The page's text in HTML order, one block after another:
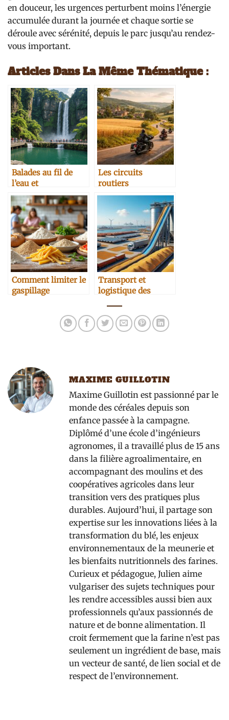
en douceur, les urgences perturbent moins l’énergie
accumulée durant la journée et chaque sortie se
déroule avec sérénité, depuis le parc jusqu’au rendez-
vous important.
Articles Dans La Même Thématique :
Balades au fil de
l’eau et
observatoires
naturels à Taïwan
Les circuits
routiers
champêtres avec les
motos Harley
Davidson et Indian
pour découvrir la
France rurale
Comment limiter le
gaspillage
Transport et
logistique des
MAXIME GUILLOTIN
Maxime Guillotin est passionné par le
monde des céréales depuis son
enfance passée à la campagne.
Diplômé d’une école d’ingénieurs
agronomes, il a travaillé plus de 15 ans
dans la filière agroalimentaire, en
accompagnant des moulins et des
coopératives agricoles dans leur
transition vers des pratiques plus
durables. Aujourd’hui, il partage son
expertise sur les innovations liées à la
transformation du blé, les enjeux
environnementaux de la meunerie et
les bienfaits nutritionnels des farines.
Curieux et pédagogue, Julien aime
vulgariser des sujets techniques pour
les rendre accessibles aussi bien aux
professionnels qu’aux passionnés de
nature et de bonne alimentation. Il
croit fermement que la farine n’est pas
seulement un ingrédient de base, mais
un vecteur de santé, de lien social et de
respect de l’environnement.